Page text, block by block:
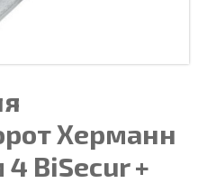
Херманн
BiSecur +